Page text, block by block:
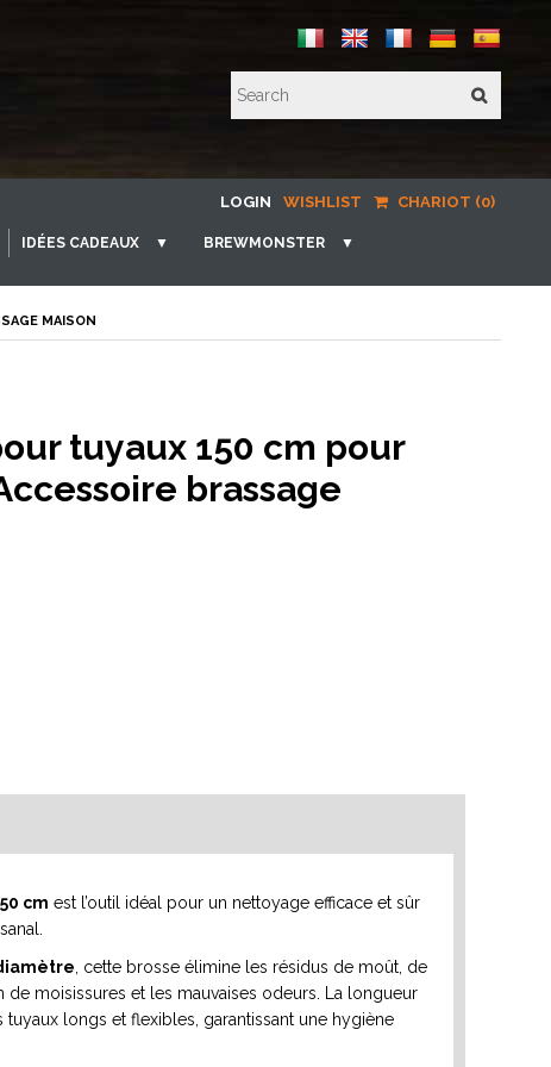
LOGIN WISHLIST CHARIOT (0)
IDÉES CADEAUX ▼ BREWMONSTER
▼
MAISON
tuyaux 150 cm pour
brassage
cm est l’outil idéal pour un nettoyage efficace et sûr
, cette brosse élimine les résidus de moût, de
moisissures et les mauvaises odeurs. La longueur
longs et flexibles, garantissant une hygiène